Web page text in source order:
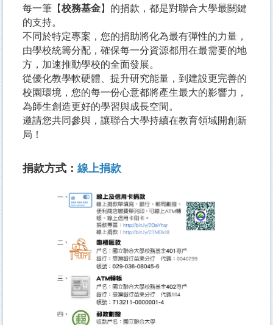
每一筆【校務基金】的捐款，都是對聯合大學最關鍵
的支持。
不同於特定專案，您的捐助將化為最有彈性的力量，
由學校統籌分配，確保每一分資源都用在最需要的地
方，加速推動學校的全面發展。
從優化教學軟硬體、提升研究能量，到建設更完善的
校園環境，您的每一份心意都將產生最大的影響力，
為師生創造更好的學習與成長空間。
邀請您共同參與，讓聯合大學持續在教育領域開創新
局！
捐款方式： 線上捐款